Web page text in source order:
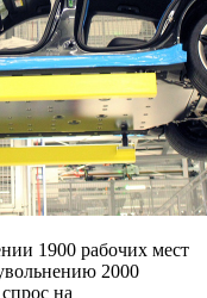
1900 рабочих мест
2000
на